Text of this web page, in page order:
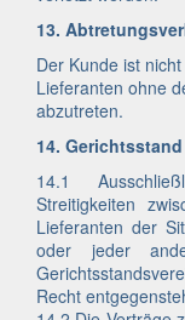
13.
Der Kunde ist
Lieferanten ohne
abzutreten.
14.
14.1
Streitigkeiten
Lieferanten der
oder jeder
Recht